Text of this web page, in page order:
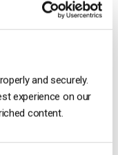
and securely.
experience on our
content.
and
en direct à
direct attirent
l’intérieur et à